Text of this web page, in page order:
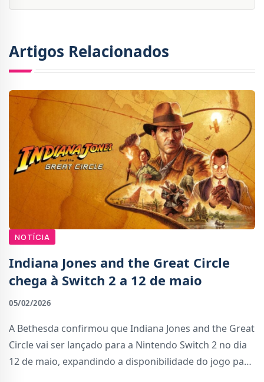
Artigos Relacionados
NOTÍCIA
Indiana Jones and the Great Circle
chega à Switch 2 a 12 de maio
05/02/2026
A Bethesda confirmou que Indiana Jones and the Great
Circle vai ser lançado para a Nintendo Switch 2 no dia
12 de maio, expandindo a disponibilidade do jogo para